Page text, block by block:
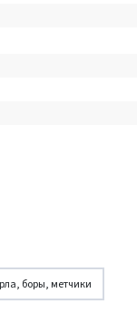
боры, метчики